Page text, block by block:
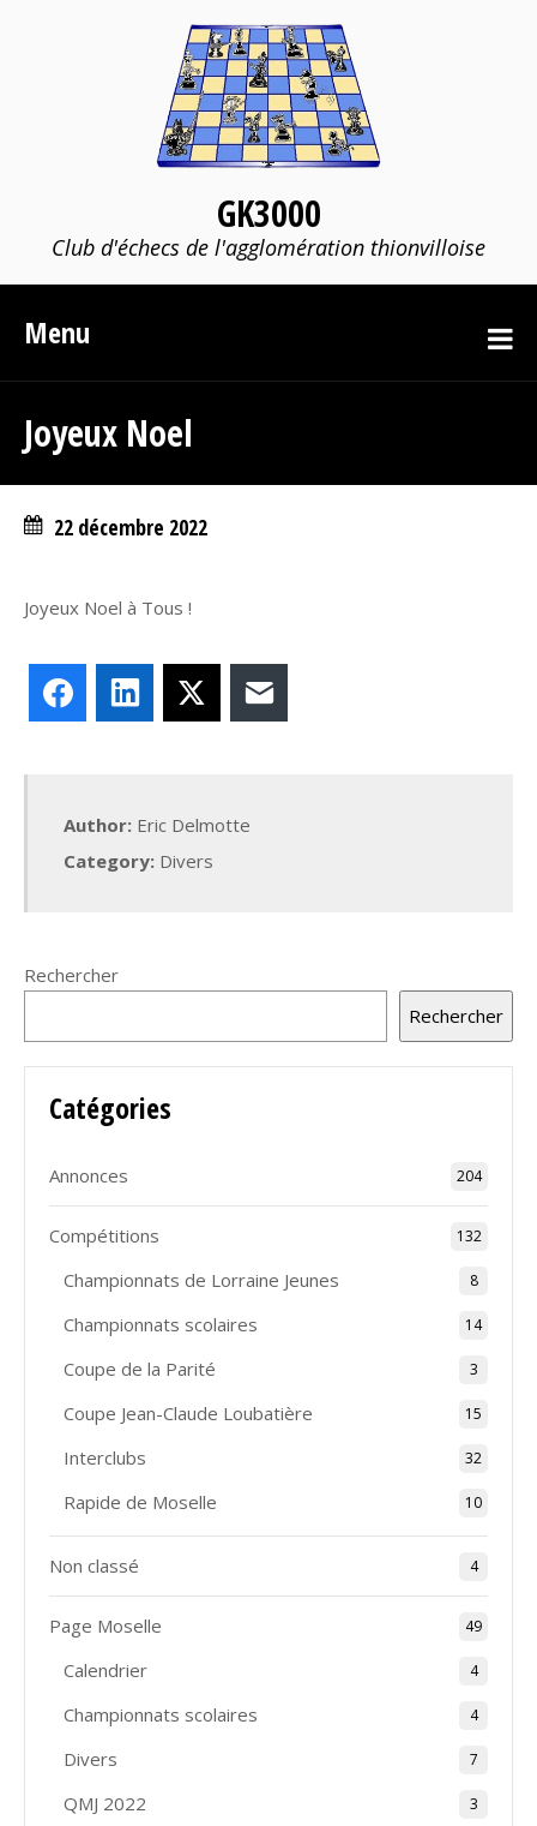
GK3000
Club d'échecs de l'agglomération thionvilloise
Menu
Joyeux Noel
22 décembre 2022
Joyeux Noel à Tous !
FacebookLinkedIn
Author: Eric Delmotte
Category: Divers
Rechercher
Rechercher
Catégories
Annonces 204
Compétitions 132
Championnats de Lorraine Jeunes 8
Championnats scolaires 14
Coupe de la Parité 3
Coupe Jean-Claude Loubatière 15
Interclubs 32
Rapide de Moselle 10
Non classé 4
Page Moselle 49
Calendrier 4
Championnats scolaires 4
Divers 7
QMJ 2022 3